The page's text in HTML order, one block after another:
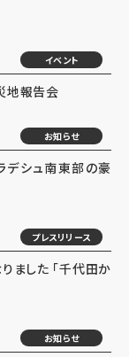
イベント
地報告会
お知らせ
デシュ南東部の豪
プレスリリース
ました 「千代田か
お知らせ